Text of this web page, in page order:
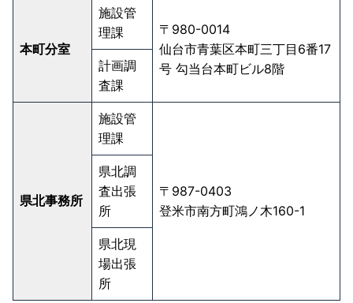
本町分室
施設管
理課
〒980-0014
仙台市青葉区本町三丁目6番17
号 勾当台本町ビル8階
計画調
査課
県北事務所
施設管
理課
〒987-0403
登米市南方町鴻ノ木160-1
県北調
査出張
所
県北現
場出張
所